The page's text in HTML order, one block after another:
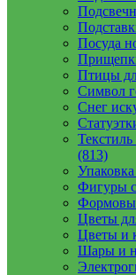
Посуда
Птицы
Символ
Снег
(813)
Фигуры
Цветы
Цветы и
Шары и